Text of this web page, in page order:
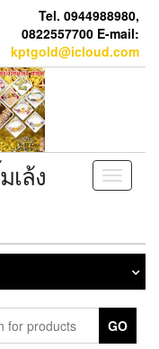
Tel. 0944988980,
0822557700 E-mail:
kptgold@icloud.com
Toggle
เล้ง
GO